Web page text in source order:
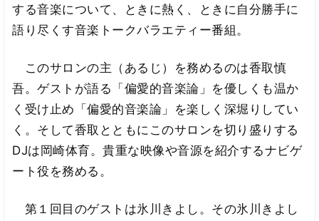
する音楽について、ときに熱く、ときに自分勝手に
語り尽くす音楽トークバラエティー番組。
このサロンの主（あるじ）を務めるのは香取慎
吾。ゲストが語る「偏愛的音楽論」を優しくも温か
く受け止め「偏愛的音楽論」を楽しく深堀りしてい
く。そして香取とともにこのサロンを切り盛りする
DJは岡崎体育。貴重な映像や音源を紹介するナビゲ
ート役を務める。
第１回目のゲストは氷川きよし。その氷川きよし